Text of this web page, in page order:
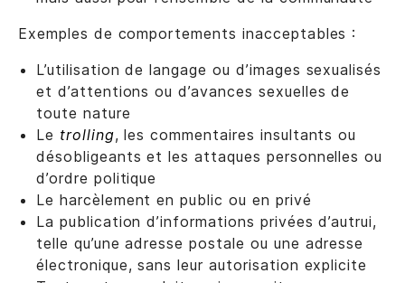
Exemples de comportements inacceptables :
L’utilisation de langage ou d’images sexualisés
et d’attentions ou d’avances sexuelles de
toute nature
Le trolling, les commentaires insultants ou
désobligeants et les attaques personnelles ou
d’ordre politique
Le harcèlement en public ou en privé
La publication d’informations privées d’autrui,
telle qu’une adresse postale ou une adresse
électronique, sans leur autorisation explicite